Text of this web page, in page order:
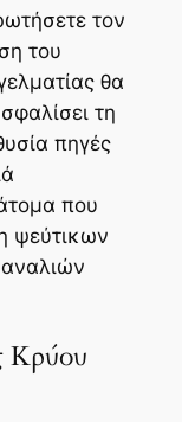
τον
του
θα
τη
πηγές
που
ψεύτικων
Κρύου